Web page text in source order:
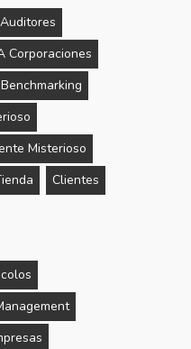
Auditores
Corporaciones
Benchmarking
Misterioso
Clientes